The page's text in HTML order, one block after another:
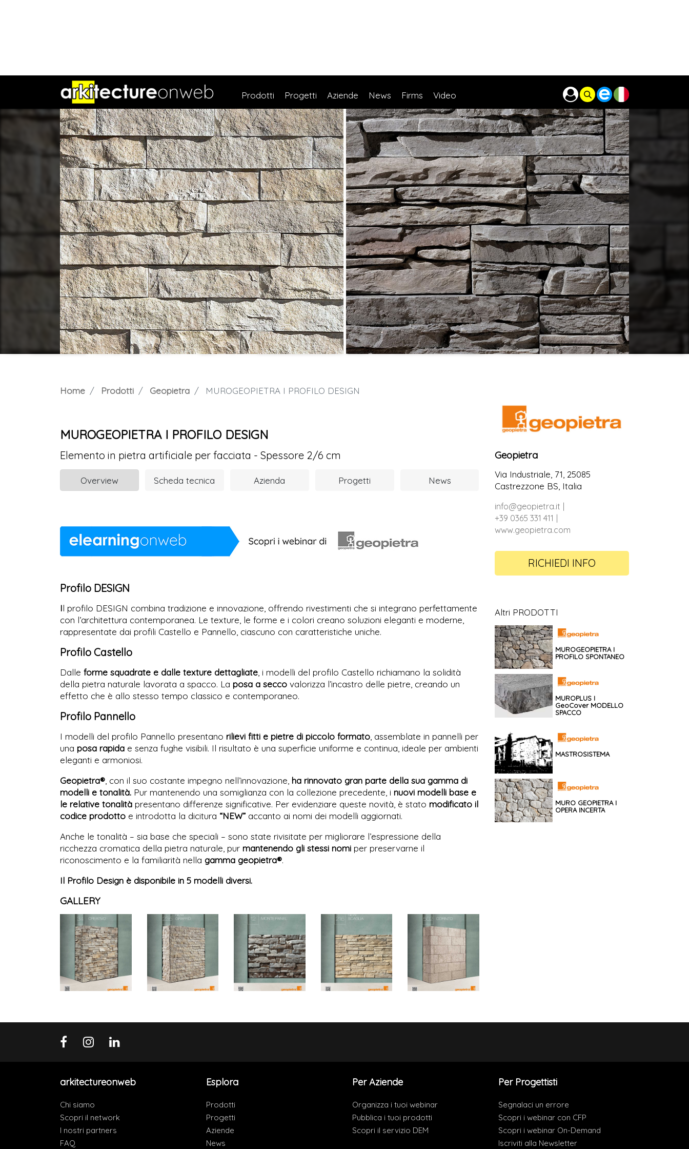
Prodotti Progetti Aziende News Firms Video
Home Prodotti Geopietra MUROGEOPIETRA I PROFILO DESIGN
MUROGEOPIETRA I PROFILO DESIGN
Elemento in pietra artificiale per facciata - Spessore 2/6 cm
Overview Scheda tecnica Azienda Progetti News
Profilo DESIGN
Il profilo DESIGN combina tradizione e innovazione, offrendo rivestimenti che si integrano perfettamente
con l’architettura contemporanea. Le texture, le forme e i colori creano soluzioni eleganti e moderne,
rappresentate dai profili Castello e Pannello, ciascuno con caratteristiche uniche.
Profilo Castello
Dalle forme squadrate e dalle texture dettagliate , i modelli del profilo Castello richiamano la solidità
della pietra naturale lavorata a spacco. La posa a secco valorizza l’incastro delle pietre, creando un
effetto che è allo stesso tempo classico e contemporaneo.
Profilo Pannello
I modelli del profilo Pannello presentano rilievi fitti e pietre di piccolo formato , assemblate in pannelli per
una posa rapida e senza fughe visibili. Il risultato è una superficie uniforme e continua, ideale per ambienti
eleganti e armoniosi.
Geopietra® , con il suo costante impegno nell’innovazione, ha rinnovato gran parte della sua gamma di
modelli e tonalità. Pur mantenendo una somiglianza con la collezione precedente, i nuovi modelli base e
le relative tonalità presentano differenze significative. Per evidenziare queste novità, è stato modificato il
codice prodotto e introdotta la dicitura “NEW”accanto ai nomi dei modelli aggiornati.
Anche le tonalità – sia base che speciali – sono state rivisitate per migliorare l’espressione della
ricchezza cromatica della pietra naturale, pur mantenendo gli stessi nomi per preservarne il
riconoscimento e la familiarità nella gamma geopietra®.
Il Profilo Design è disponibile in 5 modelli diversi.
GALLERY
Geopietra
Via Industriale, 71, 25085
Castrezzone BS, Italia
info@geopietra.it
+39 0365 331 411
www.geopietra.com
RICHIEDI INFO
Altri PRODOTTI
MUROGEOPIETRA I
PROFILO SPONTANEO
MUROPLUS I
GeoCover MODELLO
SPACCO
MASTROSISTEMA
MURO GEOPIETRA I
OPERA INCERTA
arkitectureonweb
Chi siamo
Scopri il network
I nostri partners
FAQ
Esplora
Prodotti
Progetti
Aziende
News
Per Aziende
Organizza i tuoi webinar
Pubblica i tuoi prodotti
Scopri il servizio DEM
Per Progettisti
Segnalaci un errore
Scopri i webinar con CFP
Scopri i webinar On-Demand
Iscriviti alla Newsletter